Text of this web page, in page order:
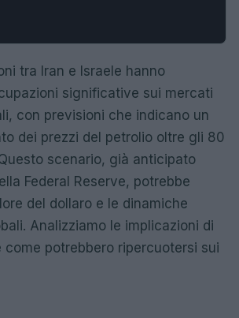
tra Iran e Israele hanno
significative sui mercati
con previsioni che indicano un
dei prezzi del petrolio oltre gli 80
scenario, già anticipato
Federal Reserve, potrebbe
del dollaro e le dinamiche
Analizziamo le implicazioni di
come potrebbero ripercuotersi sui